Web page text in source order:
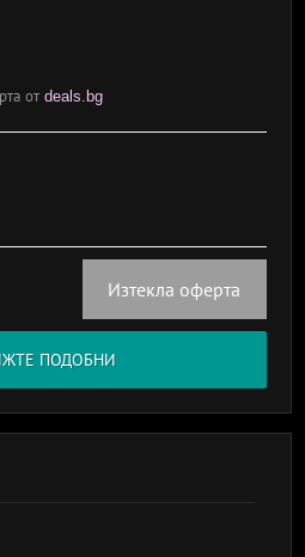
от deals.bg
Изтекла оферта
ПОДОБНИ